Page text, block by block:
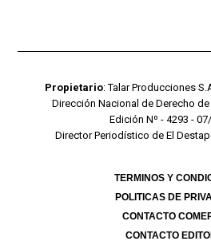
Propietario: Talar Producciones
Dirección Nacional de Derecho
Edición Nº - 4293 -
Director Periodístico de El
TERMINOS Y
POLITICAS DE
CONTACTO
CONTACTO